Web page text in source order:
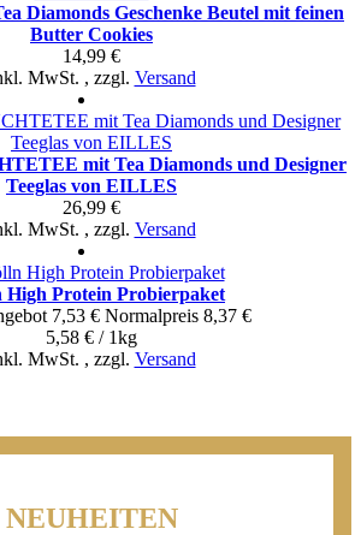
Diamonds Geschenke Beutel mit feinen
Butter Cookies
14,99 €
MwSt. , zzgl. Versand
mit Tea Diamonds und Designer
Teeglas von EILLES
26,99 €
MwSt. , zzgl. Versand
High Protein Probierpaket
7,53 € Normal­preis 8,37 €
5,58 € / 1kg
MwSt. , zzgl. Versand
NEUHEITEN